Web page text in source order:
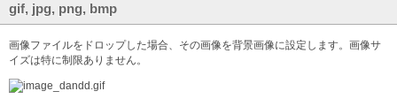
gif, jpg, png, bmp
画像ファイルをドロップした場合、その画像を背景画像に設定します。画像サ
イズは特に制限ありません。